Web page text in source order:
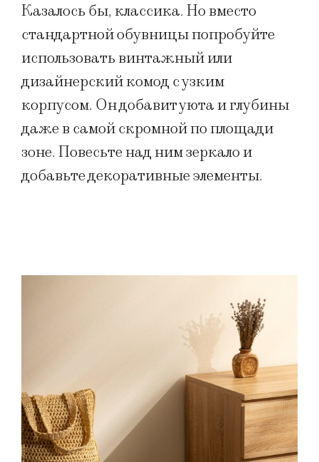
Казалось бы, классика. Но вместо
стандартной обувницы попробуйте
использовать винтажный или
дизайнерский комод с узким
корпусом. Он добавит уюта и глубины
даже в самой скромной по площади
зоне. Повесьте над ним зеркало и
добавьте декоративные элементы.